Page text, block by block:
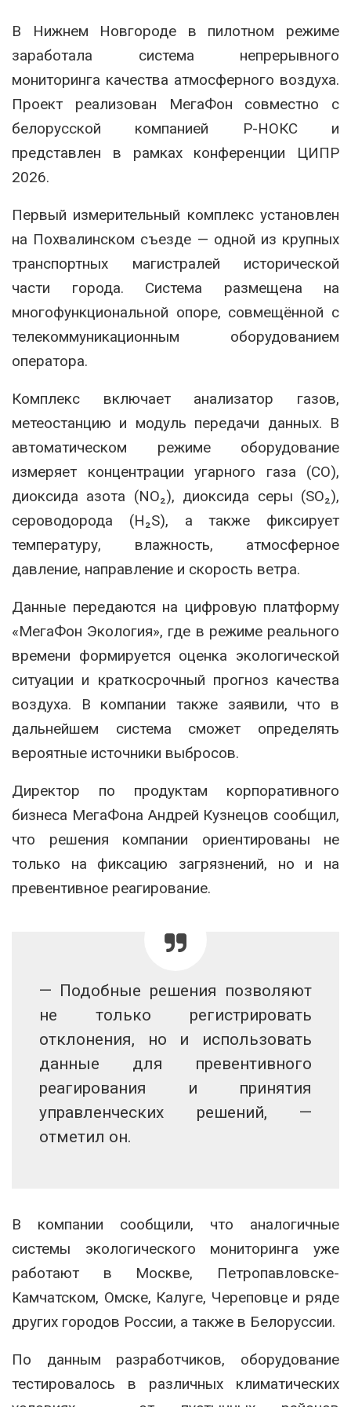
В Нижнем Новгороде в пилотном режиме
заработала система непрерывного
мониторинга качества атмосферного воздуха.
Проект реализован
МегаФон совместно с
белорусской компанией
Р-НОКСи
представлен в рамках конференции ЦИПР
2026.
Первый измерительный комплекс установлен
на Похвалинском съезде — одной из крупных
транспортных магистралей исторической
части города. Система размещена на
многофункциональной опоре, совмещённой с
телекоммуникационным оборудованием
оператора.
Комплекс включает анализатор газов,
метеостанцию и модуль передачи данных. В
автоматическом режиме оборудование
измеряет концентрации угарного газа (CO),
диоксида азота (NO₂), диоксида серы (SO₂),
сероводорода (H₂S), а также фиксирует
температуру, влажность, атмосферное
давление, направление и скорость ветра.
Данные передаются на цифровую платформу
«МегаФон Экология», где в режиме реального
времени формируется оценка экологической
ситуации и краткосрочный прогноз качества
воздуха. В компании также заявили, что в
дальнейшем система сможет определять
вероятные источники выбросов.
Директор по продуктам корпоративного
бизнеса МегаФона Андрей Кузнецов сообщил,
что решения компании ориентированы не
только на фиксацию загрязнений, но и на
превентивное реагирование.
— Подобные решения позволяют
не только регистрировать
отклонения, но и использовать
данные для превентивного
реагирования и принятия
управленческих решений, —
отметил он.
В компании сообщили, что аналогичные
системы экологического мониторинга уже
работают в Москве, Петропавловске-
Камчатском, Омске, Калуге, Череповце и ряде
других городов России, а также в Белоруссии.
По данным разработчиков, оборудование
тестировалось в различных климатических